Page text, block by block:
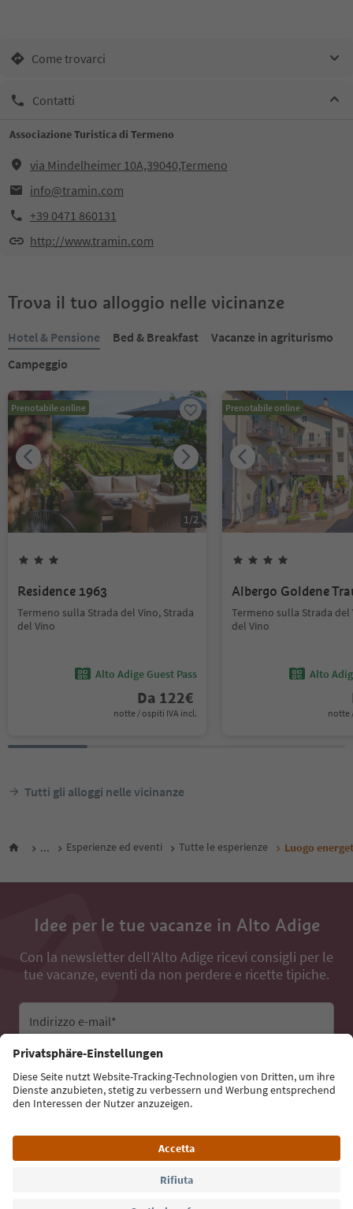
Come trovarci
Contatti
Associazione Turistica di Termeno
via Mindelheimer 10A,39040,Termeno
info@tramin.com
+39 0471 860131
http://www.tramin.com
Trova il tuo alloggio nelle vicinanze
Hotel & Pensione Bed & Breakfast
Vacanze in agriturismo
Campeggio
Prenotabile online
1/2
Residence 1963
Termeno sulla Strada del Vino, Strada
del Vino
Alto Adige Guest Pass
Da 122€
notte / ospiti IVA incl.
Prenotabile online
Albergo Goldene
Termeno sulla Strada del
del Vino
Alto
notte
Tutti gli alloggi nelle vicinanze
... Esperienze ed eventi Tutte le esperienze Luogo
Idee per le tue vacanze in Alto Adige
Con la newsletter dell’Alto Adige ricevi consigli per le
tue vacanze, eventi da non perdere e ricette tipiche.
Indirizzo e-mail*
Iscriviti alla newsletter